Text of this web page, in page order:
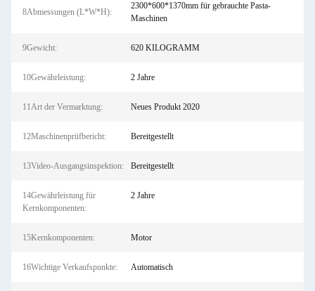
8Abmessungen (L*W*H):
2300*600*1370mm für gebrauchte Pasta-
Maschinen
9Gewicht: 620 KILOGRAMM
10Gewährleistung: 2 Jahre
11Art der Vermarktung: Neues Produkt 2020
12Maschinenprüfbericht: Bereitgestellt
13Video-Ausgangsinspektion: Bereitgestellt
14Gewährleistung für
Kernkomponenten:
2 Jahre
15Kernkomponenten: Motor
16Wichtige Verkaufspunkte: Automatisch